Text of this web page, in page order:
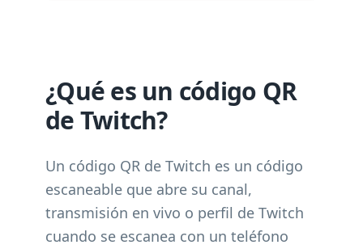
¿Qué es un código QR
de Twitch?
Un código QR de Twitch es un código
escaneable que abre su canal,
transmisión en vivo o perfil de Twitch
cuando se escanea con un teléfono